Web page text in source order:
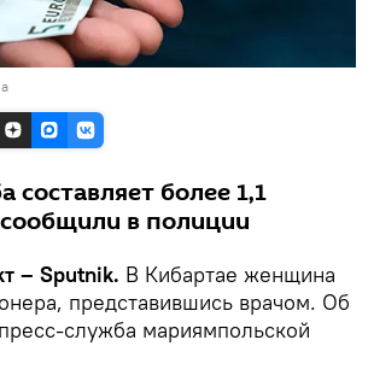
более 1,1
в полиции
– Sputnik. В Кибартае женщина
представившись врачом. Об
служба мариямпольской